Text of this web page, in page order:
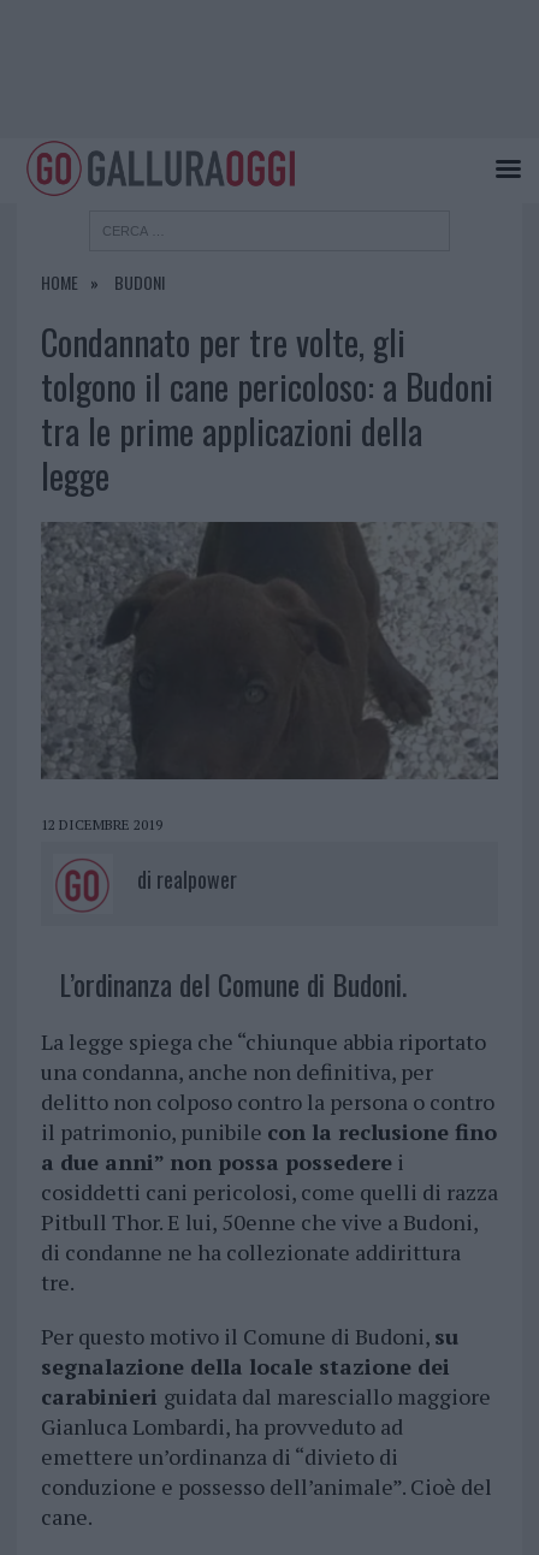
HOME BUDONI
Condannato per tre volte, gli
tolgono il cane pericoloso: a Budoni
tra le prime applicazioni della
legge
12 DICEMBRE 2019
di realpower
L’ordinanza del Comune di Budoni.
La legge spiega che “chiunque abbia riportato
una condanna, anche non definitiva, per
delitto non colposo contro la persona o contro
il patrimonio, punibile con la reclusione fino
a due anni” non possa possederei
cosiddetti cani pericolosi, come quelli di razza
Pitbull Thor. E lui, 50enne che vive a Budoni,
di condanne ne ha collezionate addirittura
tre.
Per questo motivo il Comune di Budoni, su
segnalazione della locale stazione dei
carabinieri guidata dal maresciallo maggiore
Gianluca Lombardi, ha provveduto ad
emettere un’ordinanza di “divieto di
conduzione e possesso dell’animale”. Cioè del
cane.